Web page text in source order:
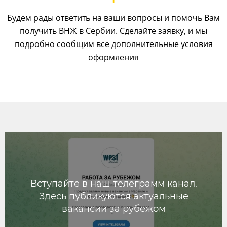
Будем рады ответить на ваши вопросы и помочь Вам
получить ВНЖ в Сербии. Сделайте заявку, и мы
подробно сообщим все дополнительные условия
оформления
Вступайте в наш телеграмм канал.
Здесь публикуются актуальные
вакансии за рубежом